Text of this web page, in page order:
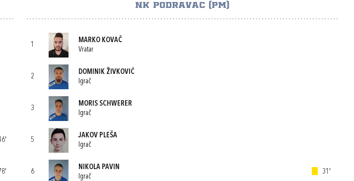
NK PODRAVAC (PM)
1
MARKO KOVAČ
Vratar
2
DOMINIK ŽIVKOVIĆ
Igrač
3
MORIS SCHWERER
Igrač
5
JAKOV PLEŠA
Igrač
6
NIKOLA PAVIN
Igrač
31'